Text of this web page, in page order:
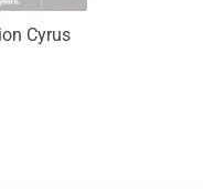
Cyrus